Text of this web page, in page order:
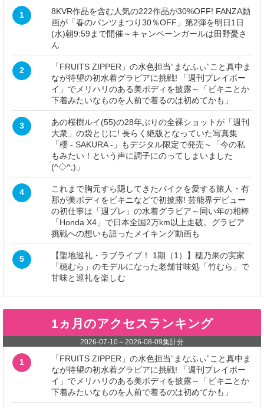
1
8KVR作品を含む人気の222作品が30%OFF! FANZA動
画が「春のパンツまつり30％OFF」第2弾を明日1日
(水)朝9:59まで開催～キャンペーンガールは田野憂さ
ん
2
「FRUITS ZIPPER」の水色担当“まなふぃ”こと真中ま
なが待望の初水着グラビアに挑戦! 「週刊プレイボー
イ」でメリハリのある美ボディを披露～「ビキニとか
下着みたいなものを人前で着るのは初めてかも」
3
あの桜樹ルイ(55)の28年ぶりの全裸ショットが「週刊
大衆」の袋とじに! 長らく絶版となっていた写真集
「櫻 - SAKURA -」もデジタル限定で発売～「今の私
もみたい！という声に調子にのってしまいました
(^◇^;)」
4
これまで胸元すら隠してきたバイクを愛する旅人・有
那が美ボディをビキニなどで初披露! 芸能界デビュー
の初仕事は「週プレ」の水着グラビア～同い年の相棒
「Honda X4」で日本全国2万km以上走破。グラビア
挑戦への想いも語ったメイキング動画も
5
【聖地巡礼・ラブライブ！ 1期（1）】穂乃果の実家
「穂むら」のモデルになった老舗甘味処「竹むら」で
甘味と巡礼を楽しむ
1ヵ月のアクセスランキング
2026-07-10～2026-08-09集計分
1
「FRUITS ZIPPER」の水色担当“まなふぃ”こと真中ま
なが待望の初水着グラビアに挑戦! 「週刊プレイボー
イ」でメリハリのある美ボディを披露～「ビキニとか
下着みたいなものを人前で着るのは初めてかも」